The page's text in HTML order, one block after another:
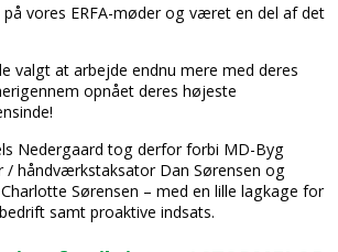
vores ERFA-møder og været en del af det
valgt at arbejde endnu mere med deres
opnået deres højeste
Nedergaard tog derfor forbi MD-Byg
/ håndværkstaksator Dan Sørensen og
Sørensen – med en lille lagkage for
samt proaktive indsats.